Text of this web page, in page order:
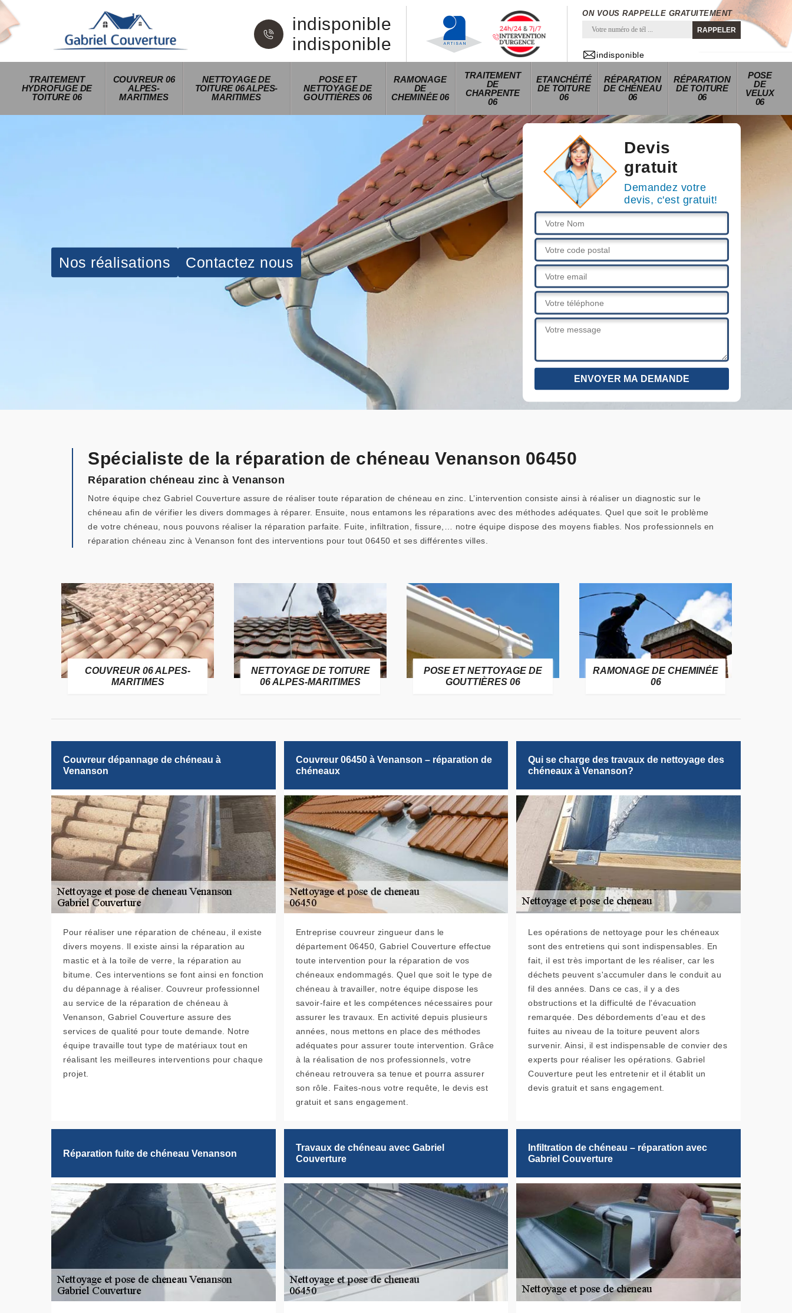
indisponible
indisponible
ON VOUS RAPPELLE GRATUITEMENT
indisponible
TRAITEMENT
HYDROFUGE DE
TOITURE 06
COUVREUR 06
ALPES-
MARITIMES
NETTOYAGE DE
TOITURE 06 ALPES-
MARITIMES
POSE ET
NETTOYAGE DE
GOUTTIÈRES 06
RAMONAGE
DE
CHEMINÉE 06
TRAITEMENT
DE
CHARPENTE
06
ETANCHÉITÉ
DE TOITURE
06
RÉPARATION
DE CHÉNEAU
06
RÉPARATION
DE TOITURE
06
POSE
DE
VELUX
06
Nos réalisations Contactez nous
Devis
gratuit
Demandez votre
devis, c'est gratuit!
Spécialiste de la réparation de chéneau Venanson 06450
Réparation chéneau zinc à Venanson
Notre équipe chez Gabriel Couverture assure de réaliser toute réparation de chéneau en zinc. L’intervention consiste ainsi à réaliser un diagnostic sur le
chéneau afin de vérifier les divers dommages à réparer. Ensuite, nous entamons les réparations avec des méthodes adéquates. Quel que soit le problème
de votre chéneau, nous pouvons réaliser la réparation parfaite. Fuite, infiltration, fissure,… notre équipe dispose des moyens fiables. Nos professionnels en
réparation chéneau zinc à Venanson font des interventions pour tout 06450 et ses différentes villes.
COUVREUR 06 ALPES-
MARITIMES
NETTOYAGE DE TOITURE
06 ALPES-MARITIMES
POSE ET NETTOYAGE DE
GOUTTIÈRES 06
RAMONAGE DE CHEMINÉE
06
Couvreur dépannage de chéneau à
Venanson
Pour réaliser une réparation de chéneau, il existe
divers moyens. Il existe ainsi la réparation au
mastic et à la toile de verre, la réparation au
bitume. Ces interventions se font ainsi en fonction
du dépannage à réaliser. Couvreur professionnel
au service de la réparation de chéneau à
Venanson, Gabriel Couverture assure des
services de qualité pour toute demande. Notre
équipe travaille tout type de matériaux tout en
réalisant les meilleures interventions pour chaque
projet.
Couvreur 06450 à Venanson – réparation de
chéneaux
Entreprise couvreur zingueur dans le
département 06450, Gabriel Couverture effectue
toute intervention pour la réparation de vos
chéneaux endommagés. Quel que soit le type de
chéneau à travailler, notre équipe dispose les
savoir-faire et les compétences nécessaires pour
assurer les travaux. En activité depuis plusieurs
années, nous mettons en place des méthodes
adéquates pour assurer toute intervention. Grâce
à la réalisation de nos professionnels, votre
chéneau retrouvera sa tenue et pourra assurer
son rôle. Faites-nous votre requête, le devis est
gratuit et sans engagement.
Qui se charge des travaux de nettoyage des
chéneaux à Venanson?
Les opérations de nettoyage pour les chéneaux
sont des entretiens qui sont indispensables. En
fait, il est très important de les réaliser, car les
déchets peuvent s'accumuler dans le conduit au
fil des années. Dans ce cas, il y a des
obstructions et la difficulté de l'évacuation
remarquée. Des débordements d'eau et des
fuites au niveau de la toiture peuvent alors
survenir. Ainsi, il est indispensable de convier des
experts pour réaliser les opérations. Gabriel
Couverture peut les entretenir et il établit un
devis gratuit et sans engagement.
Réparation fuite de chéneau Venanson
Travaux de chéneau avec Gabriel
Couverture
Infiltration de chéneau – réparation avec
Gabriel Couverture